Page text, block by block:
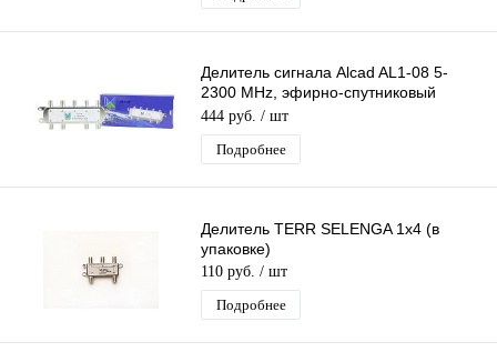
Делитель сигнала Alcad AL1-08 5-
2300 MHz, эфирно-спутниковый
делитель сигнала тв на 8 F-выходов
444 руб. / шт
Подробнее
Делитель TERR SELENGA 1х4 (в
упаковке)
110 руб. / шт
Подробнее